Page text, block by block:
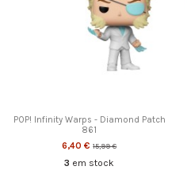
POP! Infinity Warps - Diamond Patch
861
6,40 €15,99 €
3 em stock